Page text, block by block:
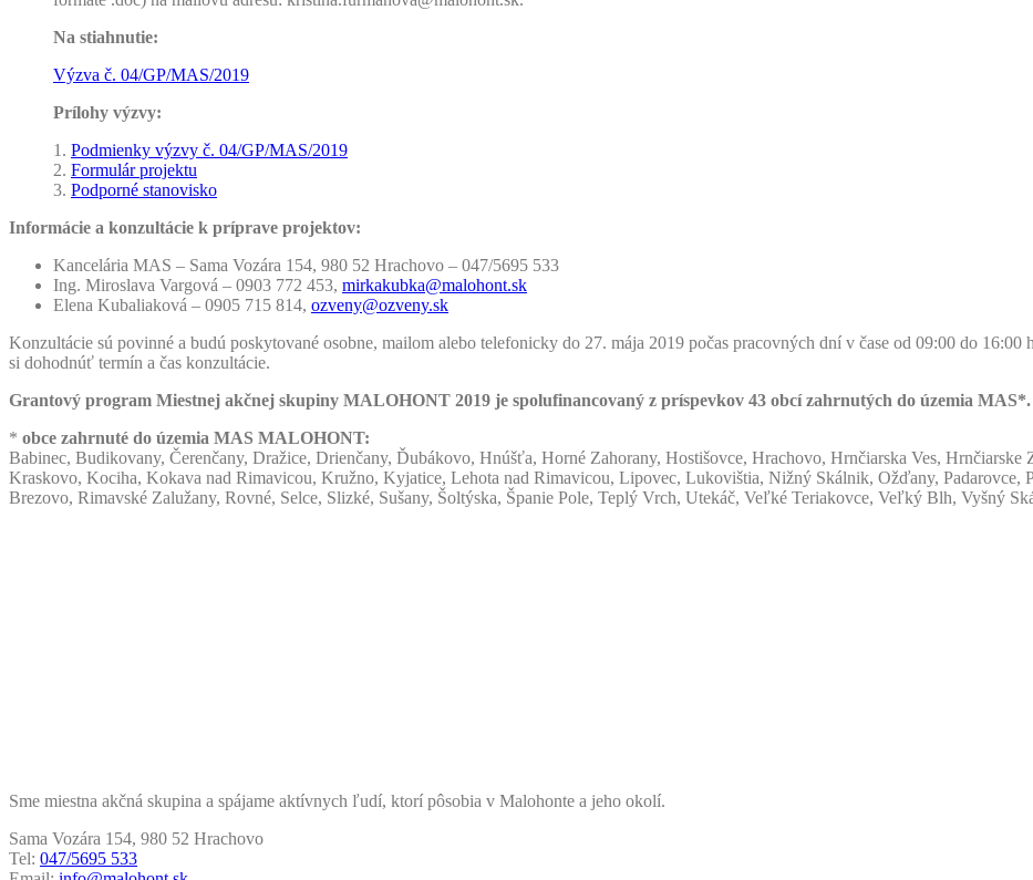
Na stiahnutie:
Výzva č. 04/GP/MAS/2019
Prílohy výzvy:
1. Podmienky výzvy č. 04/GP/MAS/2019
2. Formulár projektu
3. Podporné stanovisko
Informácie a konzultácie k príprave projektov:
Kancelária MAS – Sama Vozára 154, 980 52 Hrachovo – 047/5695 533
Ing. Miroslava Vargová – 0903 772 453, mirkakubka@malohont.sk
Elena Kubaliaková – 0905 715 814, ozveny@ozveny.sk
Konzultácie sú povinné a budú poskytované osobne, mailom alebo telefonicky do 27. mája 2019 počas pracovných dní v čase od 09:00 do 16:00
si dohodnúť termín a čas konzultácie.
Grantový program Miestnej akčnej skupiny MALOHONT 2019 je spolufinancovaný z príspevkov 43 obcí zahrnutých do územia MAS*.
* obce zahrnuté do územia MAS MALOHONT:
Babinec, Budikovany, Čerenčany, Dražice, Drienčany, Ďubákovo, Hnúšťa, Horné Zahorany, Hostišovce, Hrachovo, Hrnčiarska Ves,
Kraskovo, Kociha, Kokava nad Rimavicou, Kružno, Kyjatice, Lehota nad Rimavicou, Lipovec, Lukovištia, Nižný Skálnik, Ožďany, Padarovce,
Brezovo, Rimavské Zalužany, Rovné, Selce, Slizké, Sušany, Šoltýska, Španie Pole, Teplý Vrch, Utekáč, Veľké Teriakovce, Veľký Blh, Vyšný
Sme miestna akčná skupina a spájame aktívnych ľudí, ktorí pôsobia v Malohonte a jeho okolí.
Sama Vozára 154, 980 52 Hrachovo
Tel: 047/5695 533